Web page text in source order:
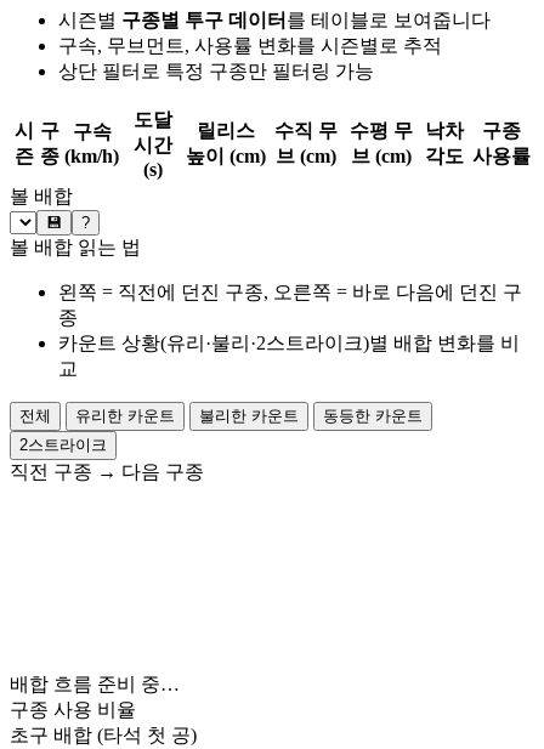
시즌별 구종별 투구 데이터 를 테이블로 보여줍니다
구속, 무브먼트, 사용률 변화를 시즌별로 추적
상단 필터로 특정 구종만 필터링 가능
시
즌
구
종
구속
(km/h)
도달
시간
(s)
릴리스
높이 (cm)
수직 무
브 (cm)
수평 무
브 (cm)
낙차
각도
구종
사용률
볼 배합
💾 ?
볼 배합 읽는 법
왼쪽 = 직전에 던진 구종, 오른쪽 = 바로 다음에 던진 구
종
카운트 상황(유리·불리·2스트라이크)별 배합 변화를 비
교
전체 유리한 카운트 불리한 카운트
동등한 카운트
2스트라이크
직전 구종 → 다음 구종
배합 흐름 준비 중…
구종 사용 비율
초구 배합 (타석 첫 공)